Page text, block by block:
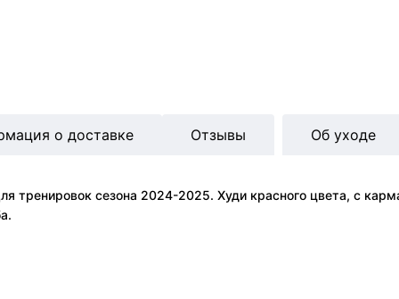
тренировок сезона 2024-2025. Худи красного цвета, с
о доставке Отзывы Об уходе